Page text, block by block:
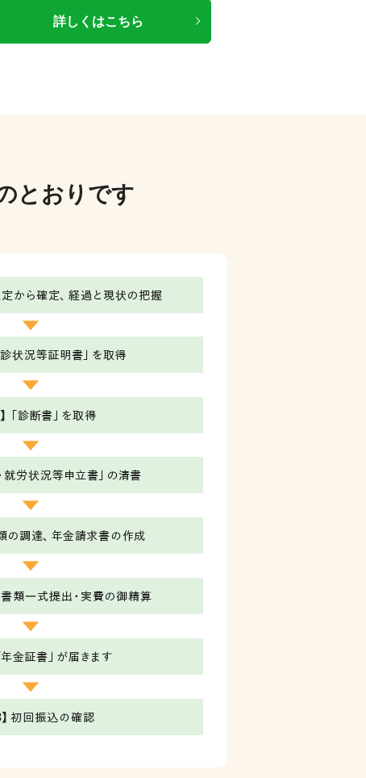
詳しくはこちら
とおりです